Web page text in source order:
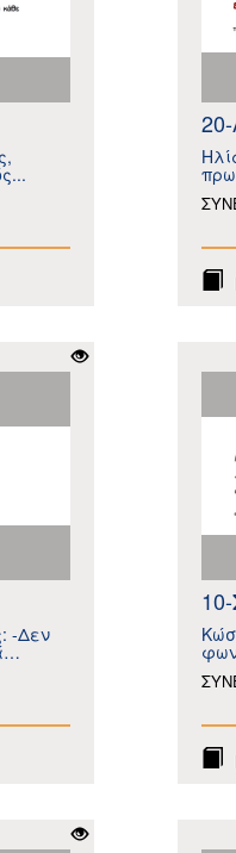
-Δεν